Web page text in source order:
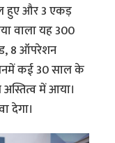
हुए और 3 एकड़
वाला यह 300
8 ऑपरेशन
कई 30 साल के
अस्तित्व में आया।
देगा।